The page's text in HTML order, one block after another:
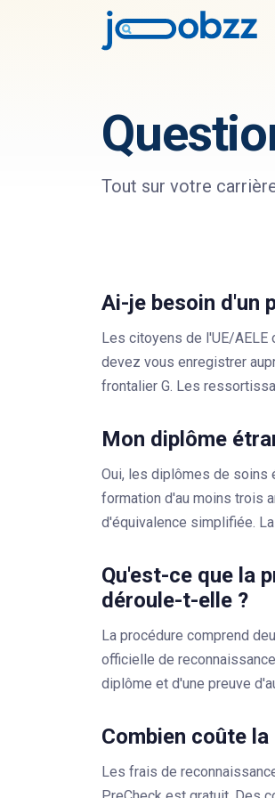
Tout sur votre
Ai-je besoin d'un
Les citoyens de l'UE/AELE
devez vous enregistrer
frontalier G. Les
Mon diplôme
Oui, les diplômes de soins
formation d'au moins trois
d'équivalence simplifiée.
Qu'est-ce que la
déroule-t-elle ?
La procédure comprend
officielle de
diplôme et d'une preuve
Combien coûte
Les frais de